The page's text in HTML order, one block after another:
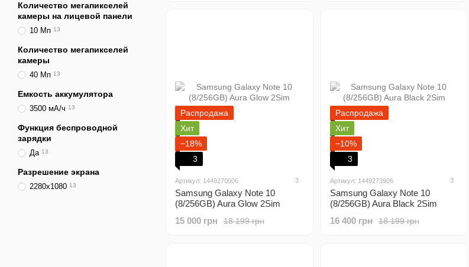
Распродажа
Хит
−18%
3
Артикул: 1449270006 3
Samsung Galaxy Note 10
(8/256GB) Aura Glow 2Sim
18 199 грн
15 000 грн
Распродажа
Хит
−10%
3
Артикул: 1449273906 3
Samsung Galaxy Note 10
(8/256GB) Aura Black 2Sim
18 199 грн
16 400 грн
Количество мегапикселей
камеры на лицевой панели
10 Мп 13
Количество мегапикселей
камеры
40 Мп 13
Емкость аккумулятора
3500 мА/ч 13
Функция беспроводной
зарядки
Да 13
Разрешение экрана
2280x1080 13